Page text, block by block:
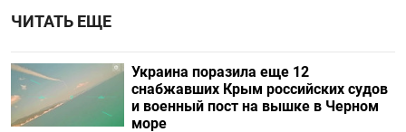
ЧИТАТЬ ЕЩЕ
Украина поразила еще 12
снабжавших Крым российских судов
и военный пост на вышке в Черном
море